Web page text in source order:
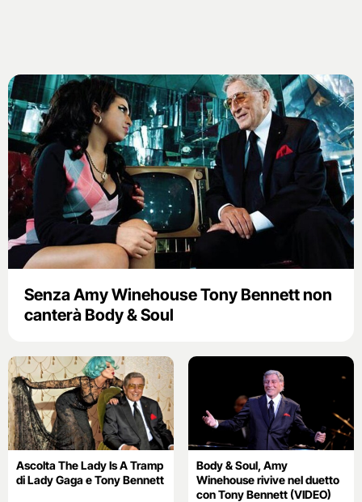
Senza Amy Winehouse Tony Bennett non
canterà Body & Soul
Ascolta The Lady Is A Tramp
di Lady Gaga e Tony Bennett
Body & Soul, Amy
Winehouse rivive nel duetto
con Tony Bennett (VIDEO)